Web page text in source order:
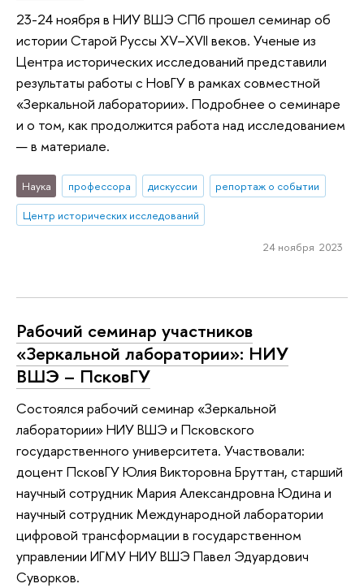
23-24 ноября в НИУ ВШЭ СПб прошел семинар об
истории Старой Руссы XV–XVII веков. Ученые из
Центра исторических исследований представили
результаты работы с НовГУ в рамках совместной
«Зеркальной лаборатории». Подробнее о семинаре
и о том, как продолжится работа над исследованием
— в материале.
Наука профессора дискуссии
репортаж о событии
Центр исторических исследований
24 ноября 2023
Рабочий семинар участников
«Зеркальной лаборатории»: НИУ
ВШЭ – ПсковГУ
Состоялся рабочий семинар «Зеркальной
лаборатории» НИУ ВШЭ и Псковского
государственного университета. Участвовали:
доцент ПсковГУ Юлия Викторовна Бруттан, старший
научный сотрудник Мария Александровна Юдина и
научный сотрудник Международной лаборатории
цифровой трансформации в государственном
управлении ИГМУ НИУ ВШЭ Павел Эдуардович
Суворков.